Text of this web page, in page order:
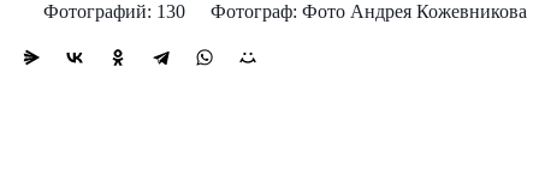
Фотографий: 130
Фотограф: Фото Андрея Кожевникова